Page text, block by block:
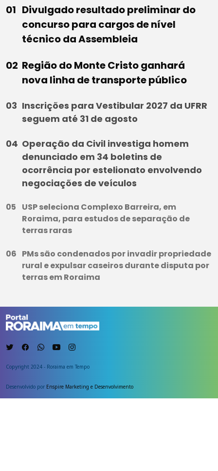
Divulgado resultado preliminar do
concurso para cargos de nível
técnico da Assembleia
Região do Monte Cristo ganhará
nova linha de transporte público
Inscrições para Vestibular 2027 da UFRR
seguem até 31 de agosto
Operação da Civil investiga homem
denunciado em 34 boletins de
ocorrência por estelionato envolvendo
negociações de veículos
USP seleciona Complexo Barreira, em
Roraima, para estudos de separação de
terras raras
PMs são condenados por invadir propriedade
rural e expulsar caseiros durante disputa por
terras em Roraima
Copyright 2024 - Roraima em Tempo
Desenvolvido por Enspire Marketing e Desenvolvimento